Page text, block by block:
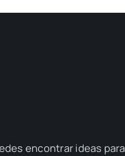
encontrar ideas para